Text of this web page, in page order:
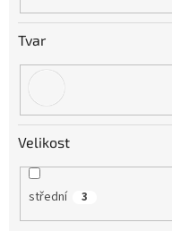
Tvar
Velikost
střední 3